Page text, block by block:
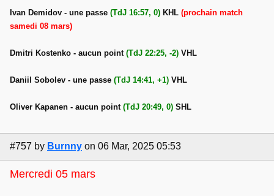
Ivan Demidov - une passe (TdJ 16:57, 0) KHL (prochain match
samedi 08 mars)
Dmitri Kostenko - aucun point (TdJ 22:25, -2) VHL
Daniil Sobolev - une passe (TdJ 14:41, +1) VHL
Oliver Kapanen - aucun point (TdJ 20:49, 0) SHL
#757 by Burnny on 06 Mar, 2025 05:53
Mercredi 05 mars